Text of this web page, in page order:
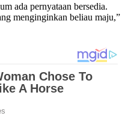
ada pernyataan bersedia.
menginginkan beliau maju,”